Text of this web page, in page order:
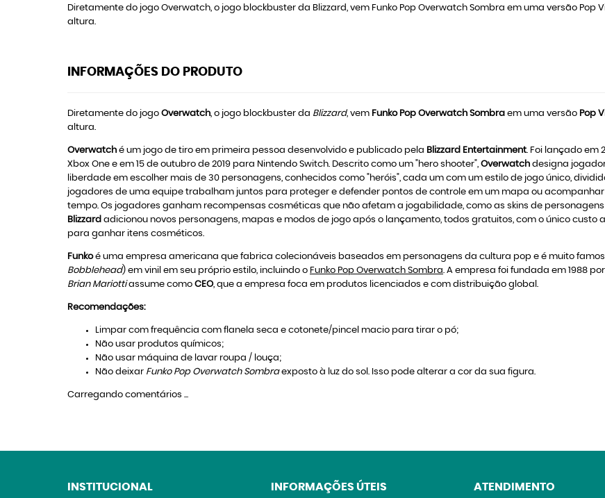
Diretamente do jogo Overwatch, o jogo blockbuster da Blizzard, vem Funko Pop Overwatch Sombra em uma versão Pop
altura.
INFORMAÇÕES DO PRODUTO
Diretamente do jogo Overwatch, o jogo blockbuster da Blizzard, vem Funko Pop Overwatch Sombra em uma versão Pop
altura.
Overwatch é um jogo de tiro em primeira pessoa desenvolvido e publicado pela Blizzard Entertainment. Foi lançado em
Xbox One e em 15 de outubro de 2019 para Nintendo Switch. Descrito como um "hero shooter", Overwatch designa
liberdade em escolher mais de 30 personagens, conhecidos como "heróis", cada um com um estilo de jogo único,
jogadores de uma equipe trabalham juntos para proteger e defender pontos de controle em um mapa ou
tempo. Os jogadores ganham recompensas cosméticas que não afetam a jogabilidade, como as skins de
Blizzard adicionou novos personagens, mapas e modos de jogo após o lançamento, todos gratuitos, com o único
para ganhar itens cosméticos.
Funkoé uma empresa americana que fabrica colecionáveis baseados em personagens da cultura pop e é muito
Bobblehead) em vinil em seu próprio estilo, incluindo o Funko Pop Overwatch Sombra. A empresa foi fundada em 1988 por
Brian Mariottiassume como CEO, que a empresa foca em produtos licenciados e com distribuição global.
Recomendações:
Limpar com frequência com flanela seca e cotonete/pincel macio para tirar o pó;
Não usar produtos químicos;
Não usar máquina de lavar roupa / louça;
Não deixar Funko Pop Overwatch Sombraexposto à luz do sol. Isso pode alterar a cor da sua figura.
Carregando comentários ...
INSTITUCIONAL INFORMAÇÕES ÚTEIS ATENDIMENTO